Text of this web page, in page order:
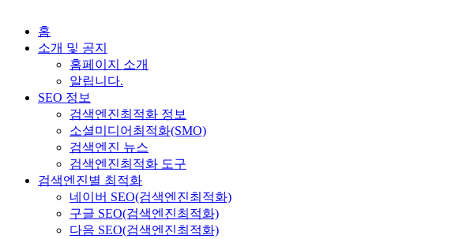
홈
소개 및 공지
홈페이지 소개
알립니다.
SEO 정보
검색엔진최적화 정보
소셜미디어최적화(SMO)
검색엔진 뉴스
검색엔진최적화 도구
검색엔진별 최적화
네이버 SEO(검색엔진최적화)
구글 SEO(검색엔진최적화)
다음 SEO(검색엔진최적화)